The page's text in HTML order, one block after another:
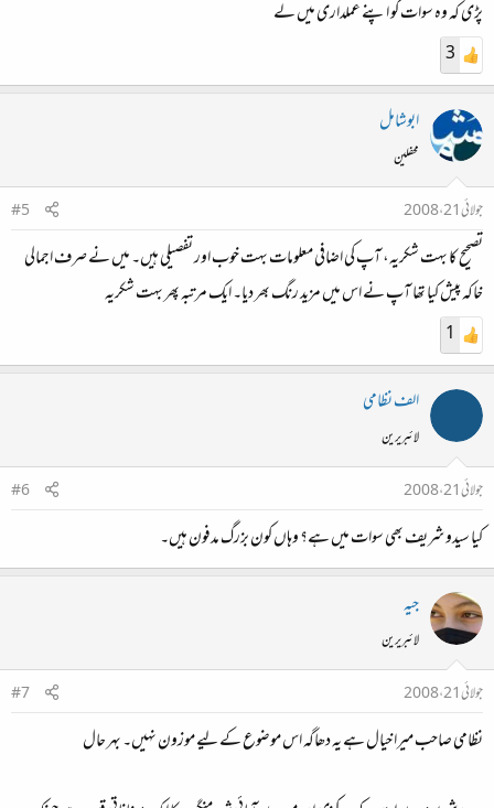
پڑی کہ وہ سوات کو اپنے عملداری میں لے
3
ابوشامل
محفلین
جولائی 21، 2008
#5
تصحیح کا بہت شکریہ، آپ کی اضافی معلومات بہت خوب اور تفصیلی ہیں۔ میں نے صرف اجمالی
خاکہ پیش کیا تھا آپ نے اس میں مزید رنگ بھر دیا۔ ایک مرتبہ پھر بہت شکریہ
1
الف نظامی
لائبریرین
جولائی 21، 2008
#6
کیا سیدو شریف بھی سوات میں ہے؟ وہاں کون بزرگ مدفون ہیں۔
جیہ
لائبریرین
جولائی 21، 2008
#7
نظامی صاحب میرا خیال ہے یہ دھاگہ اس موضوع کے لیے موزون نہیں۔ بہر حال